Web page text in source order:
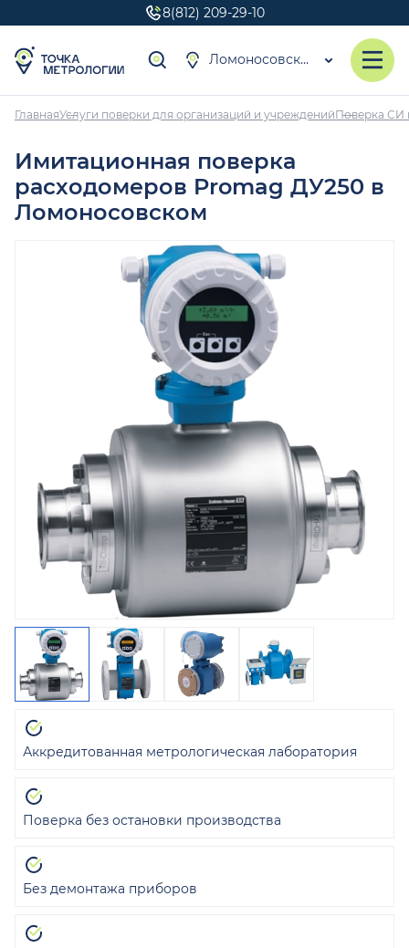
8(812) 209-29-10
Ломоносовский
ГлавнаяУслуги поверки для организаций и учрежденийПоверка СИ
Имитационная поверка
расходомеров Promag ДУ250 в
Ломоносовском
Аккредитованная метрологическая лаборатория
Поверка без остановки производства
Без демонтажа приборов